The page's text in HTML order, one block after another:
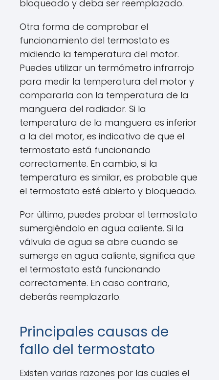
bloqueado y deba ser reemplazado.
Otra forma de comprobar el
funcionamiento del termostato es
midiendo la temperatura del motor.
Puedes utilizar un termómetro infrarrojo
para medir la temperatura del motor y
compararla con la temperatura de la
manguera del radiador. Si la
temperatura de la manguera es inferior
a la del motor, es indicativo de que el
termostato está funcionando
correctamente. En cambio, si la
temperatura es similar, es probable que
el termostato esté abierto y bloqueado.
Por último, puedes probar el termostato
sumergiéndolo en agua caliente. Si la
válvula de agua se abre cuando se
sumerge en agua caliente, significa que
el termostato está funcionando
correctamente. En caso contrario,
deberás reemplazarlo.
Principales causas de
fallo del termostato
Existen varias razones por las cuales el